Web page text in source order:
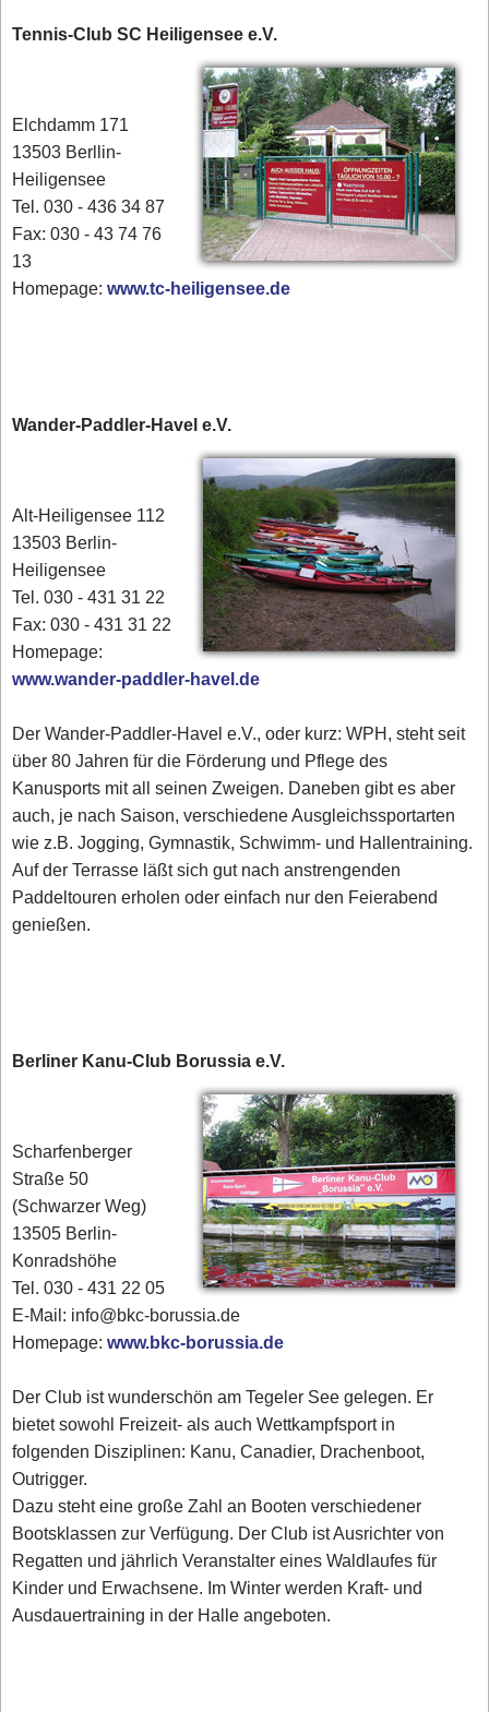
Tennis-Club SC Heiligensee e.V.
Elchdamm 171
13503 Berllin-
Heiligensee
Tel. 030 - 436 34 87
​Fax: 030 - 43 74 76
13
Homepage:www.tc-heiligensee.de
Wander-Paddler-Havel e.V.
Alt-Heiligensee 112
13503 Berlin-
Heiligensee
Tel. 030 - 431 31 22
Fax: 030 - 431 31 22
Homepage:
www.wander-paddler-havel.de
Der Wander-Paddler-Havel e.V., oder kurz: WPH, steht seit
über 80 Jahren für die Förderung und Pflege des
Kanusports mit all seinen Zweigen. Daneben gibt es aber
auch, je nach Saison, verschiedene Ausgleichssportarten
wie z.B. Jogging, Gymnastik, Schwimm- und Hallentraining.
Auf der Terrasse läßt sich gut nach anstrengenden
Paddeltouren erholen oder einfach nur den Feierabend
genießen.
Berliner Kanu-Club Borussia e.V.
Scharfenberger
Straße 50
(Schwarzer Weg)
13505 Berlin-
Konradshöhe
Tel. 030 - 431 22 05
E-Mail: info@bkc-borussia.de
Homepage:www.bkc-borussia.de
Der Club ist wunderschön am Tegeler See gelegen. Er
bietet sowohl Freizeit- als auch Wettkampfsport in
folgenden Disziplinen: Kanu, Canadier, Drachenboot,
Outrigger.
Dazu steht eine große Zahl an Booten verschiedener
Bootsklassen zur Verfügung. Der Club ist Ausrichter von
Regatten und jährlich Veranstalter eines Waldlaufes für
Kinder und Erwachsene. Im Winter werden Kraft- und
Ausdauertraining in der Halle angeboten.